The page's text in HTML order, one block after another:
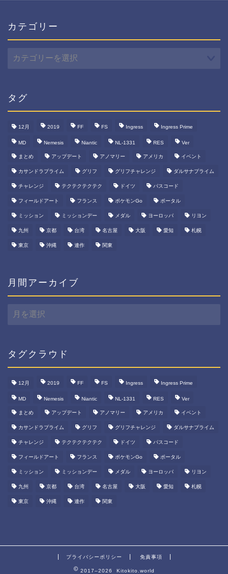
カテゴリー
テ
ー
タグ
12月 2019 FF FS Ingress Ingress Prime
MD Nemesis Niantic NL-1331 RES Ver
まとめ アップデート アノマリー アメリカ イベント
カサンドラプライム グリフ グリフチャレンジ ダルサナプライム
チャレンジ テクテクテクテク ドイツ パスコード
フィールドアート フランス ポケモンGo ポータル
ミッション ミッションデー メダル ヨーロッパ リヨン
九州 京都 台湾 名古屋 大阪 愛知 札幌
東京 沖縄 連作 関東
月間アーカイブ
間
カ
タグクラウド
12月 2019 FF FS Ingress Ingress Prime
MD Nemesis Niantic NL-1331 RES Ver
まとめ アップデート アノマリー アメリカ イベント
カサンドラプライム グリフ グリフチャレンジ ダルサナプライム
チャレンジ テクテクテクテク ドイツ パスコード
フィールドアート フランス ポケモンGo ポータル
ミッション ミッションデー メダル ヨーロッパ リヨン
九州 京都 台湾 名古屋 大阪 愛知 札幌
東京 沖縄 連作 関東
プライバシーポリシー 免責事項
2017–2026 Kitokito.world